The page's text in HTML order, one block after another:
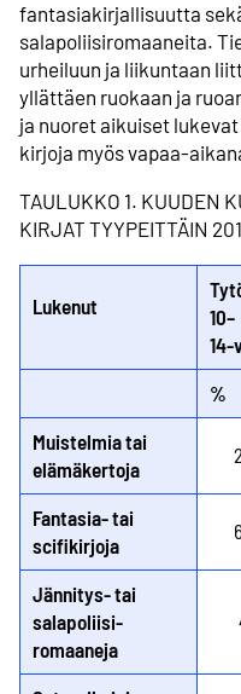
fantasiakirjallisuutta
salapoliisiromaaneita.
urheiluun ja liikuntaan
yllättäen ruokaan ja
ja nuoret aikuiset
kirjoja myös vapaa-
TAULUKKO 1. KUUDEN
KIRJAT TYYPEITTÄIN
Lukenut
10–
14-
%
Muistelmia tai
elämäkertoja
Fantasia- tai
scifikirjoja
Jännitys- tai
salapoliisi-
romaaneja